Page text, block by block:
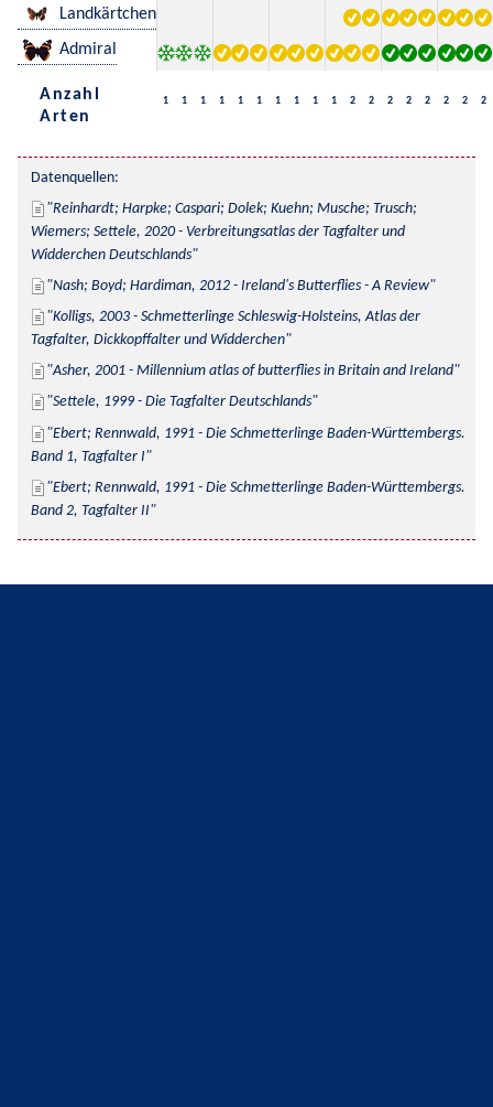
Landkärtchen
Admiral
Anzahl
Arten
1 1 1 1 1 1 1 1 1 1 2 2 2 2 2 2 2 2
Datenquellen:
Reinhardt; Harpke; Caspari; Dolek; Kuehn; Musche; Trusch;
Wiemers; Settele, 2020 - Verbreitungsatlas der Tagfalter und
Widderchen Deutschlands
Nash; Boyd; Hardiman, 2012 - Ireland's Butterflies - A Review
Kolligs, 2003 - Schmetterlinge Schleswig-Holsteins, Atlas der
Tagfalter, Dickkopffalter und Widderchen
Asher, 2001 - Millennium atlas of butterflies in Britain and Ireland
Settele, 1999 - Die Tagfalter Deutschlands
Ebert; Rennwald, 1991 - Die Schmetterlinge Baden-Württembergs.
Band 1, Tagfalter I
Ebert; Rennwald, 1991 - Die Schmetterlinge Baden-Württembergs.
Band 2, Tagfalter II